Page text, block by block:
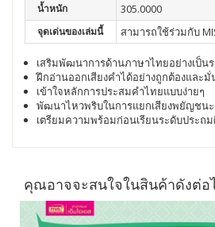
น้ำหนัก 305.0000
จุดเด่นของเล่มนี้ สามารถใช้ร่วมกับ
เสริมพัฒนาการด้านภาษาไทยอย่างเป็น
ฝึกอ่านออกเสียงคำได้อย่างถูกต้องและมั่
เข้าใจหลักการประสมคำไทยแบบง่ายๆ
พัฒนาไหวพริบในการแยกเสียงพยัญชนะ
เตรียมความพร้อมก่อนเรียนระดับประถ
คุณอาจจะสนใจในสินค้าดังต่อ